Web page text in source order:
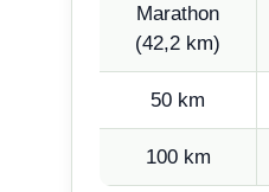
Marathon
(42,2 km)
50 km
100 km